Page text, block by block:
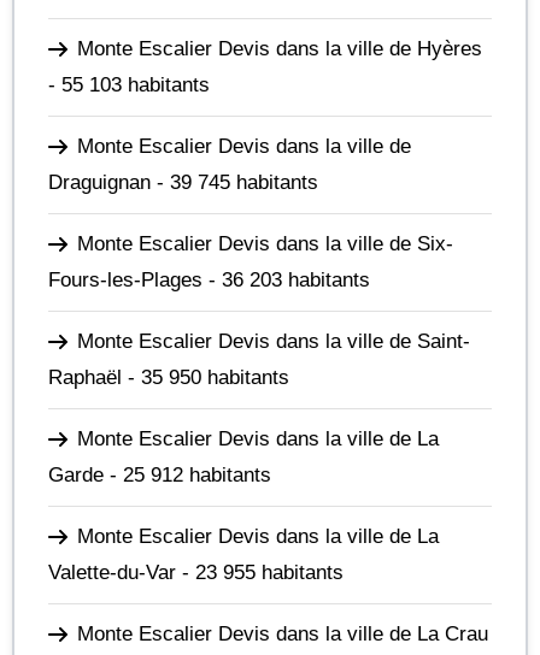
Monte Escalier Devis dans la ville de Hyères
- 55 103 habitants
Monte Escalier Devis dans la ville de
Draguignan - 39 745 habitants
Monte Escalier Devis dans la ville de Six-
Fours-les-Plages - 36 203 habitants
Monte Escalier Devis dans la ville de Saint-
Raphaël - 35 950 habitants
Monte Escalier Devis dans la ville de La
Garde - 25 912 habitants
Monte Escalier Devis dans la ville de La
Valette-du-Var - 23 955 habitants
Monte Escalier Devis dans la ville de La Crau